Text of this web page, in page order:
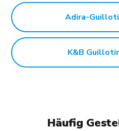
Adira-
K&B
Häufig